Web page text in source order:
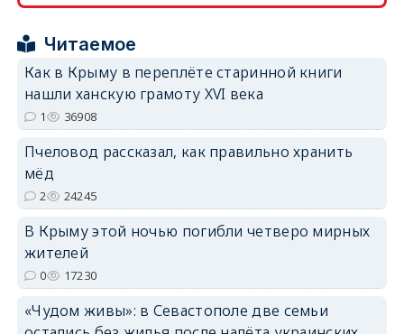
erid: 2SDnjdPjgYS
Читаемое
Как в Крыму в переплёте старинной книги
нашли ханскую грамоту XVI века
1 36908
Пчеловод рассказал, как правильно хранить
мёд
2 24245
В Крыму этой ночью погибли четверо мирных
жителей
0 17230
«Чудом живы»: в Севастополе две семьи